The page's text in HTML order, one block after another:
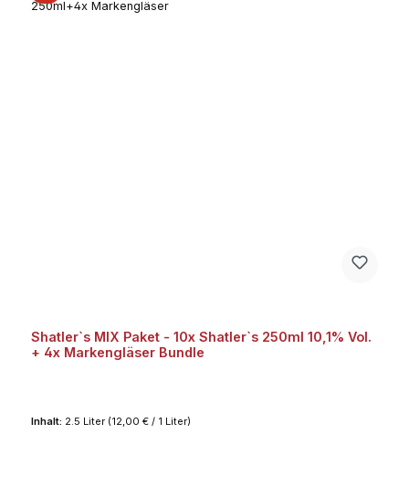
Shatler`s MIX Paket - 10x Shatler`s 250ml 10,1% Vol.
+ 4x Markengläser Bundle
Inhalt: 2.5 Liter (12,00 € / 1 Liter)